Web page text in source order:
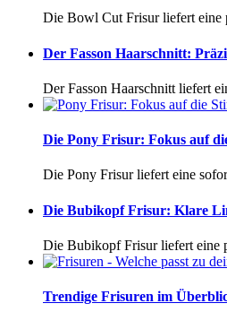
Die Bowl Cut Frisur liefert eine
Der Fasson Haarschnitt:
Der Fasson Haarschnitt liefert
Die Pony Frisur: Fokus auf
Die Pony Frisur liefert eine
Die Bubikopf Frisur: Klare
Die Bubikopf Frisur liefert eine
Trendige Frisuren im